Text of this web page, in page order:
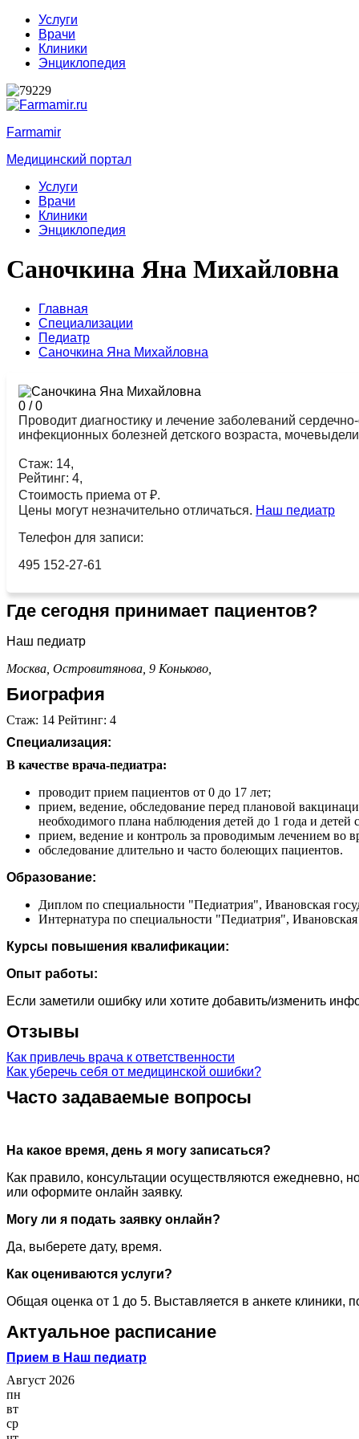
Услуги
Врачи
Клиники
Энциклопедия
Farmamir
Медицинский портал
Услуги
Врачи
Клиники
Энциклопедия
Саночкина Яна Михайловна
Главная
Специализации
Педиатр
Саночкина Яна Михайловна
0 /0
Проводит диагностику и лечение заболеваний
инфекционных болезней детского возраста,
Стаж: 14,
Рейтинг: 4,
Стоимость приема от ₽.
Цены могут незначительно отличаться. Наш педиатр
Телефон для записи:
495 152-27-61
Где сегодня принимает пациентов?
Наш педиатр
Москва, Островитянова, 9 Коньково,
Биография
Стаж: 14 Рейтинг: 4
Специализация:
В качестве врача-педиатра:
проводит прием пациентов от 0 до 17 лет;
прием, ведение, обследование перед плановой
необходимого плана наблюдения детей до 1 года и детей
прием, ведение и контроль за проводимым лечением во
обследование длительно и часто болеющих пациентов.
Образование:
Диплом по специальности "Педиатрия", Ивановская
Интернатура по специальности "Педиатрия",
Курсы повышения квалификации:
Опыт работы:
Если заметили ошибку или хотите добавить/изменить
Отзывы
Как привлечь врача к ответственности
Как уберечь себя от медицинской ошибки?
Часто задаваемые вопросы
На какое время, день я могу записаться?
Как правило, консультации осуществляются ежедневно,
или оформите онлайн заявку.
Могу ли я подать заявку онлайн?
Да, выберете дату, время.
Как оцениваются услуги?
Общая оценка от 1 до 5. Выставляется в анкете клиники,
Актуальное расписание
Прием в Наш педиатр
Август 2026
пн
вт
ср